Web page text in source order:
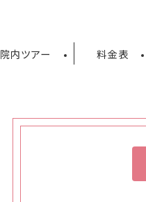
院内ツアー 料金表